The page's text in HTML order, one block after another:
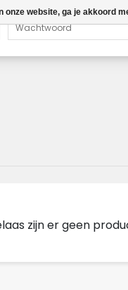
zijn er geen
onze website, ga je akkoord